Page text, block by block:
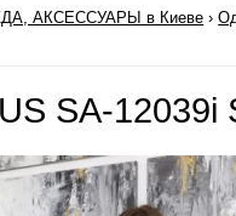
АКСЕССУАРЫ в Киеве ›
SA-12039i